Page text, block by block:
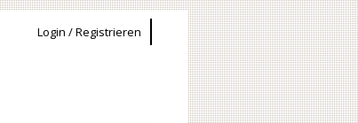
Login / Registrieren